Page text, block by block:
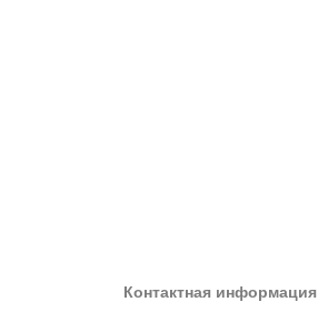
Контактная информация